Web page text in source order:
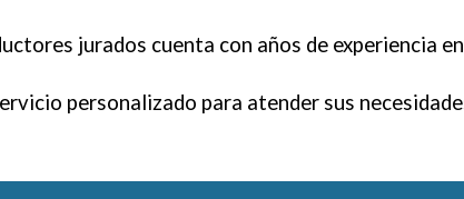
jurados cuenta con años de experiencia
personalizado para atender sus